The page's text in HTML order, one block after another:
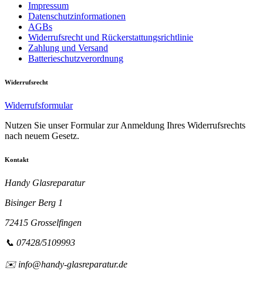
Impressum
Datenschutzinformationen
AGBs
Widerrufsrecht und Rückerstattungsrichtlinie
Zahlung und Versand
Batterieschutzverordnung
Widerrufsrecht
Widerrufsformular
Nutzen Sie unser Formular zur Anmeldung Ihres Widerrufsrechts
nach neuem Gesetz.
Kontakt
Handy Glasreparatur
Bisinger Berg 1
72415 Grosselfingen
📞 07428/5109993
✉️ info@handy-glasreparatur.de